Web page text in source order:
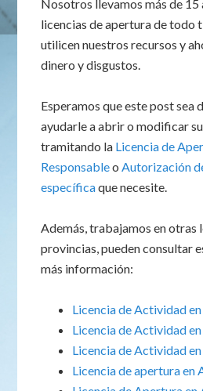
Nosotros llevamos más de
licencias de apertura de todo
utilicen nuestros recursos y
dinero y disgustos.
Esperamos que este post sea
ayudarle a abrir o modificar
tramitando la Licencia de
ResponsableoAutorización
específicaque necesite.
Además, trabajamos en otras
provincias, pueden consultar
más información:
Licencia de Actividad
Licencia de Actividad
Licencia de Actividad
Licencia de apertura en